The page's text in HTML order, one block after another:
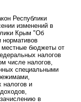
Республики
изменений в
Крым "Об
нормативов
местные бюджеты от
налогов
числе налогов,
специальными
налогов и
в